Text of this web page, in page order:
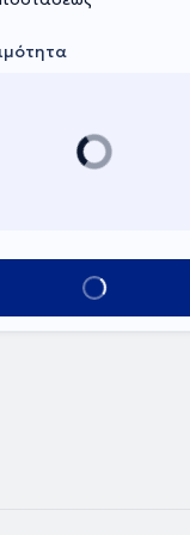
Κλείσε ραντεβού